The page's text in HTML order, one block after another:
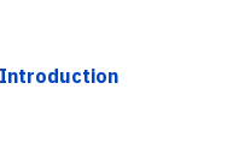
Introduction